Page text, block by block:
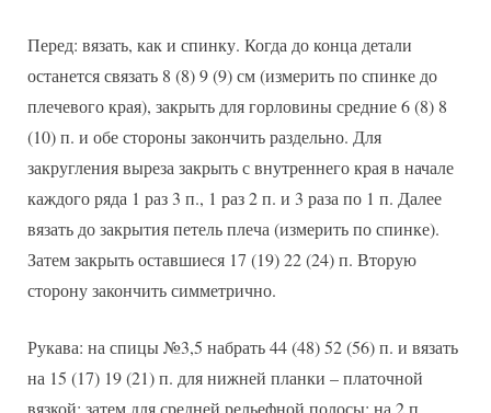
Перед: вязать, как и спинку. Когда до конца детали
останется связать 8 (8) 9 (9) см (измерить по спинке до
плечевого края), закрыть для горловины средние 6 (8) 8
(10) п. и обе стороны закончить раздельно. Для
закругления выреза закрыть с внутреннего края в начале
каждого ряда 1 раз 3 п., 1 раз 2 п. и 3 раза по 1 п. Далее
вязать до закрытия петель плеча (измерить по спинке).
Затем закрыть оставшиеся 17 (19) 22 (24) п. Вторую
сторону закончить симметрично.
Рукава: на спицы №3,5 набрать 44 (48) 52 (56) п. и вязать
на 15 (17) 19 (21) п. для нижней планки – платочной
вязкой; затем для средней рельефной полосы: на 2 п.